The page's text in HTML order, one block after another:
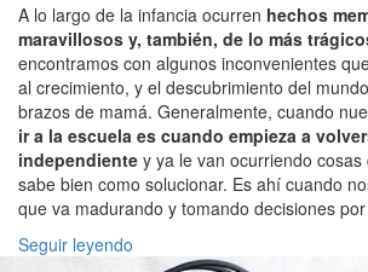
A lo largo de la infancia ocurren hechos
maravillosos y, también, de lo más
encontramos con algunos inconvenientes
al crecimiento, y el descubrimiento del
brazos de mamá. Generalmente, cuando
ir a la escuela es cuando empieza a
independiente y ya le van ocurriendo
sabe bien como solucionar. Es ahí cuando
que va madurando y tomando decisiones
Seguir leyendo